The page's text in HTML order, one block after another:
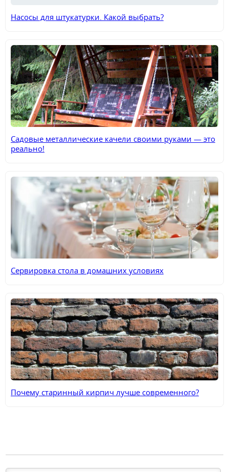
Насосы для штукатурки. Какой выбрать?
Садовые металлические качели своими руками — это
реально!
Сервировка стола в домашних условиях
Почему старинный кирпич лучше современного?